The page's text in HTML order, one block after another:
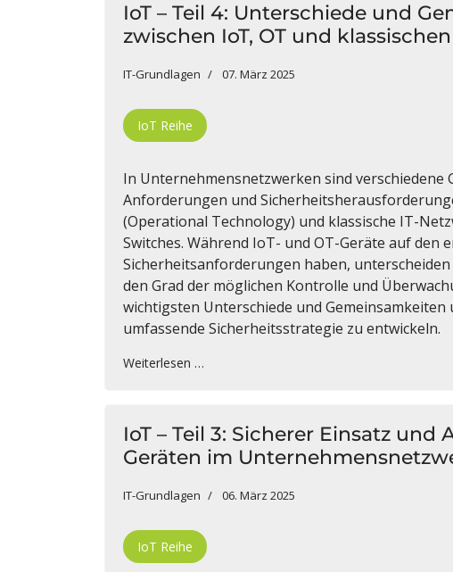
IoT – Teil 4: Unterschiede und
zwischen IoT, OT und
IT-Grundlagen 07. März 2025
IoT Reihe
In Unternehmensnetzwerken sind verschiedene
Anforderungen und
(Operational Technology) und klassische IT-
Switches. Während IoT- und OT-Geräte auf den
Sicherheitsanforderungen haben,
den Grad der möglichen Kontrolle und
wichtigsten Unterschiede und
umfassende Sicherheitsstrategie zu entwickeln.
Weiterlesen …
IoT – Teil 3: Sicherer Einsatz und
Geräten im
IT-Grundlagen 06. März 2025
IoT Reihe